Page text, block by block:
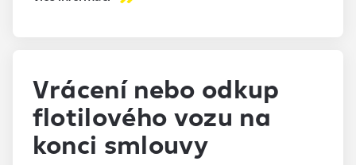
Vrácení nebo odkup
flotilového vozu na
konci smlouvy